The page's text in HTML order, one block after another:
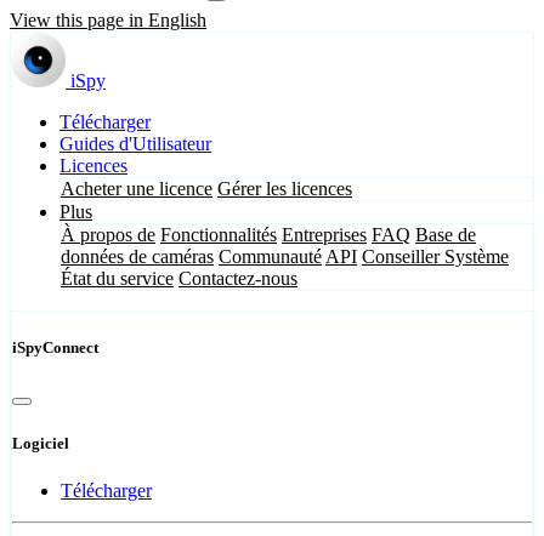
View this page in English
iSpy
Télécharger
Guides d'Utilisateur
Licences
Acheter une licence Gérer les licences
Plus
À propos de Fonctionnalités Entreprises FAQ Base de
données de caméras Communauté API Conseiller Système
État du service Contactez-nous
iSpyConnect
Logiciel
Télécharger